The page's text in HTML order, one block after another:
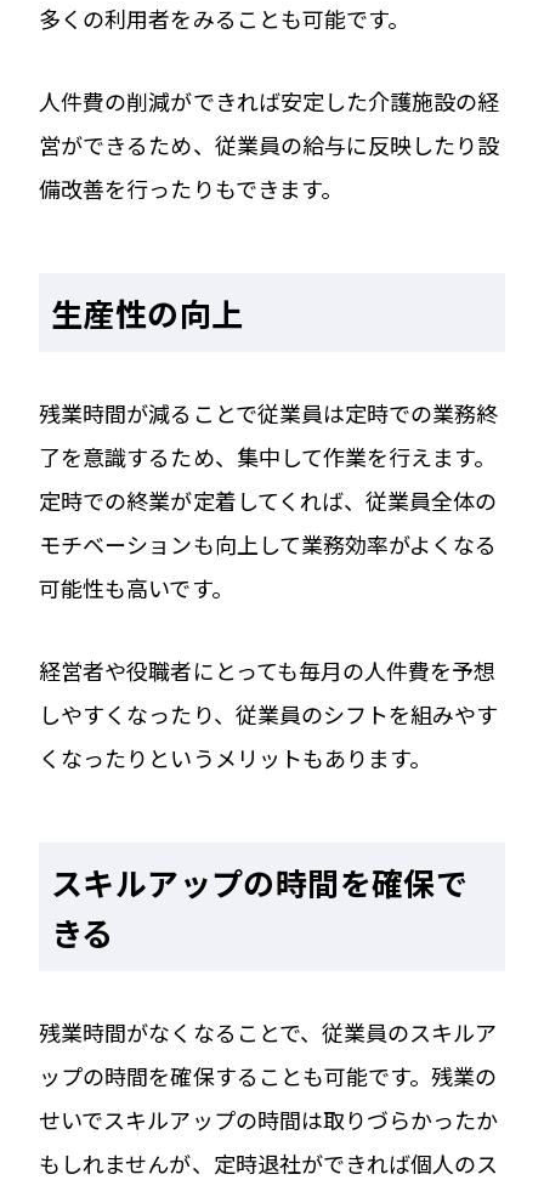
多くの利用者をみることも可能です。
人件費の削減ができれば安定した介護施設の経
営ができるため、従業員の給与に反映したり設
備改善を行ったりもできます。
生産性の向上
残業時間が減ることで従業員は定時での業務終
了を意識するため、集中して作業を行えます。
定時での終業が定着してくれば、従業員全体の
モチベーションも向上して業務効率がよくなる
可能性も高いです。
経営者や役職者にとっても毎月の人件費を予想
しやすくなったり、従業員のシフトを組みやす
くなったりというメリットもあります。
スキルアップの時間を確保で
きる
残業時間がなくなることで、従業員のスキルア
ップの時間を確保することも可能です。残業の
せいでスキルアップの時間は取りづらかったか
もしれませんが、定時退社ができれば個人のス